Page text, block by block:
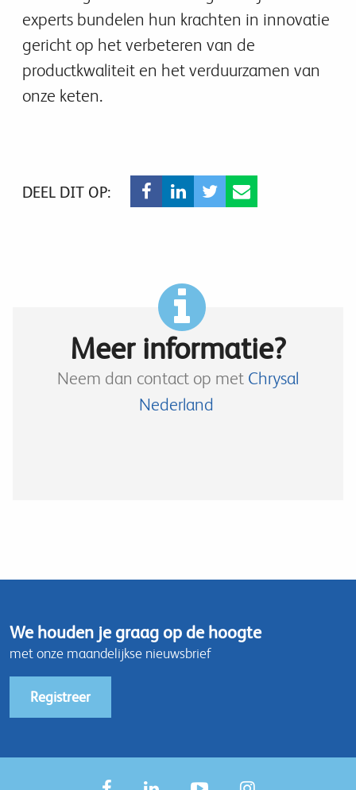
experts bundelen hun krachten in innovatie
gericht op het verbeteren van de
productkwaliteit en het verduurzamen van
onze keten.
DEEL DIT OP:
Meer informatie?
Neem dan contact op met Chrysal
Nederland
We houden je graag op de hoogte
met onze maandelijkse nieuwsbrief
Registreer